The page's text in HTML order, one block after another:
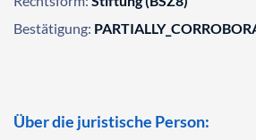
Bestätigung:
Über die juristische Person: